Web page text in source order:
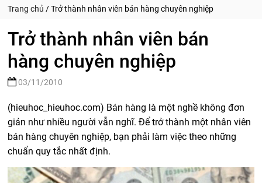
Trang chủ /Trở thành nhân viên bán hàng chuyên nghiệp
Trở thành nhân viên bán
hàng chuyên nghiệp
03/11/2010
(hieuhoc_hieuhoc.com) Bán hàng là một nghề không đơn
giản như nhiều người vẫn nghĩ. Để trở thành một nhân viên
bán hàng chuyên nghiệp, bạn phải làm việc theo những
chuẩn quy tắc nhất định.